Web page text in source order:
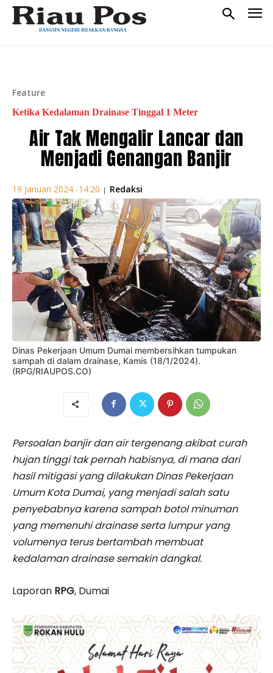
Feature
Ketika Kedalaman Drainase Tinggal 1 Meter
Air Tak Mengalir Lancar dan
Menjadi Genangan Banjir
19 Januari 2024 -14:20 | Redaksi
Dinas Pekerjaan Umum Dumai membersihkan tumpukan
sampah di dalam drainase, Kamis (18/1/2024).
(RPG/RIAUPOS.CO)
Persoalan banjir dan air tergenang akibat curah
hujan tinggi tak pernah habisnya, di mana dari
hasil mitigasi yang dilakukan Dinas Pekerjaan
Umum Kota Dumai, yang menjadi salah satu
penyebabnya karena sampah botol minuman
yang memenuhi drainase serta lumpur yang
volumenya terus bertambah membuat
kedalaman drainase semakin dangkal.
Laporan RPG, Dumai